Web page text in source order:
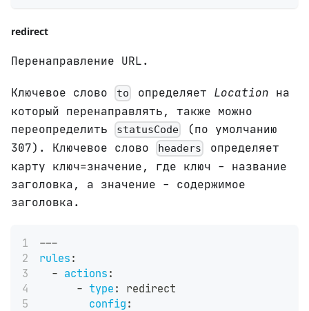
redirect
Перенаправление URL.
Ключевое слово to определяет Location на
который перенаправлять, также можно
переопределить
statusCode
(по умолчанию
307). Ключевое слово
headers
определяет
карту ключ=значение, где ключ - название
заголовка, а значение - содержимое
заголовка.
---
rules :
- actions :
- type :
redirect
config :